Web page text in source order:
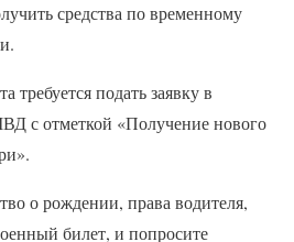
средства по временному
требуется подать заявку в
с отметкой «Получение нового
о рождении, права водителя,
билет, и попросите